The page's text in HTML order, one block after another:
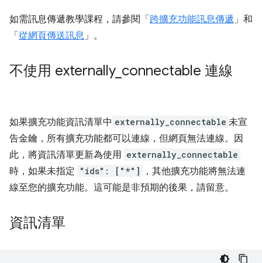
如需訊息傳遞教學課程，請參閱「 跨擴充功能訊息傳遞」和
「 從網頁傳送訊息」。
不使用 externally_ connectable 連線
如果擴充功能資訊清單中 externally_connectable 未宣
告金鑰，所有擴充功能都可以連線，但網頁無法連線。因
此，將資訊清單更新為使用 externally_connectable
時，如果未指定 "ids": ["*"]
，其他擴充功能將無法連
線至您的擴充功能。這可能是非預期的後果，請留意。
資訊清單